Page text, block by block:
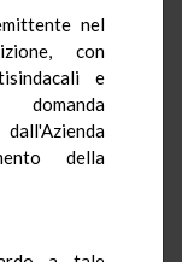
nel
con
e
della